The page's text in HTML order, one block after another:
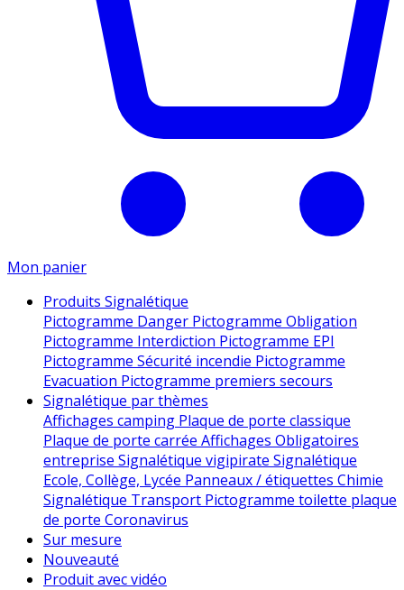
Mon panier
Produits Signalétique
Pictogramme Danger Pictogramme Obligation
Pictogramme Interdiction Pictogramme EPI
Pictogramme Sécurité incendie Pictogramme
Evacuation Pictogramme premiers secours
Signalétique par thèmes
Affichages camping Plaque de porte classique
Plaque de porte carrée Affichages Obligatoires
entreprise Signalétique vigipirate Signalétique
Ecole, Collège, Lycée Panneaux / étiquettes Chimie
Signalétique Transport Pictogramme toilette plaque
de porte Coronavirus
Sur mesure
Nouveauté
Produit avec vidéo